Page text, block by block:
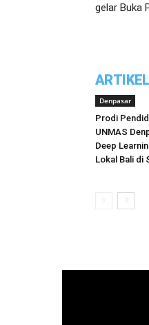
gelar Buka
Denpasar
Prodi
UNMAS
Deep
Lokal Bali di